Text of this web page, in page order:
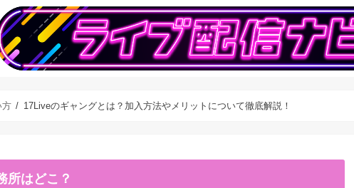
方 17Liveのギャングとは？加入方法やメリットについて徹底解説！
所はどこ？